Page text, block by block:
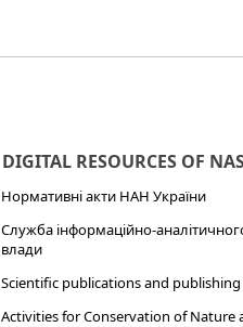
DIGITAL RESOURCES OF
Нормативні акти НАН України
Служба інформаційно-
влади
Scientific publications and
Activities for Conservation of Nature